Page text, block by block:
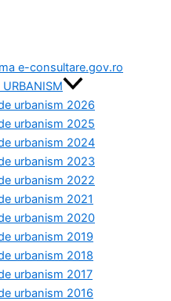
e-consultare.gov.ro
urbanism 2026
urbanism 2025
urbanism 2024
urbanism 2023
urbanism 2022
urbanism 2021
urbanism 2020
urbanism 2019
urbanism 2018
urbanism 2017
urbanism 2016